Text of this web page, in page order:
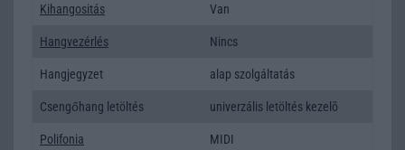
Kihangositás Van
Hangvezérlés Nincs
Hangjegyzet alap szolgáltatás
Csengőhang letöltés univerzális letöltés kezelõ
Polifonia MIDI